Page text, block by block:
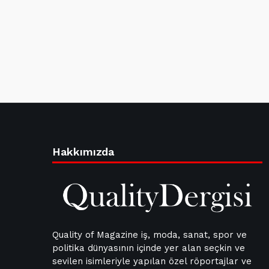
Hakkımızda
Quality of Magazine iş, moda, sanat, spor ve
politika dünyasının içinde yer alan seçkin ve
sevilen isimleriyle yapılan özel röportajlar ve